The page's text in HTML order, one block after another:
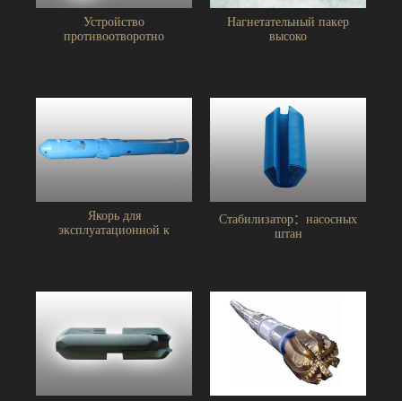
Устройство
противоотворотно
Нагнетательный пакер
высоко
Якорь для
эксплуатационной к
Стабилизатор：насосных
штан